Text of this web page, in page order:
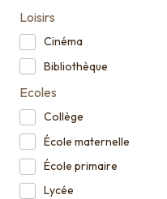
Loisirs
Cinéma
Bibliothèque
Ecoles
Collège
École maternelle
École primaire
Lycée